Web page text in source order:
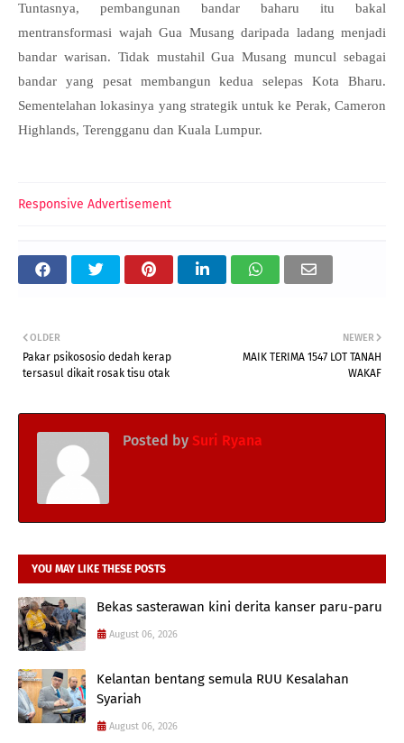
Tuntasnya, pembangunan bandar baharu itu bakal
mentransformasi wajah Gua Musang daripada ladang menjadi
bandar warisan. Tidak mustahil Gua Musang muncul sebagai
bandar yang pesat membangun kedua selepas Kota Bharu.
Sementelahan lokasinya yang strategik untuk ke Perak, Cameron
Highlands, Terengganu dan Kuala Lumpur.
Responsive Advertisement
NEWER
MAIK TERIMA 1547 LOT TANAH
WAKAF
OLDER
Pakar psikososio dedah kerap
tersasul dikait rosak tisu otak
Posted by Suri Ryana
YOU MAY LIKE THESE POSTS
Bekas sasterawan kini derita kanser paru-paru
August 06, 2026
Kelantan bentang semula RUU Kesalahan
Syariah
August 06, 2026